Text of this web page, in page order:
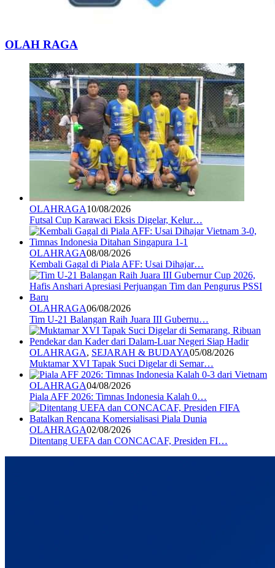
OLAH RAGA
OLAHRAGA10/08/2026
Futsal Cup Karawaci Eksis Digelar, Kelur…
OLAHRAGA08/08/2026
Kembali Gagal di Piala AFF: Usai Dihajar…
OLAHRAGA06/08/2026
Tim U-21 Balangan Raih Juara III Gubernu…
OLAHRAGA, SEJARAH & BUDAYA05/08/2026
Muktamar XVI Tapak Suci Digelar di Semar…
OLAHRAGA04/08/2026
Piala AFF 2026: Timnas Indonesia Kalah 0…
OLAHRAGA02/08/2026
Ditentang UEFA dan CONCACAF, Presiden FI…